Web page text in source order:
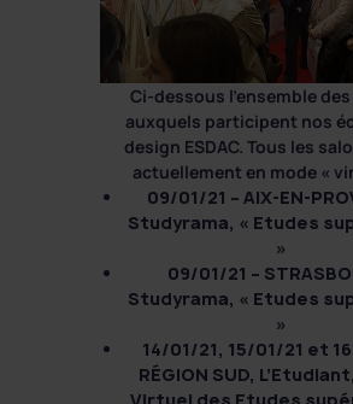
Ci-dessous l’ensemble
auxquels participent nos
design ESDAC. Tous les
actuellement en mode «
09/01/21 – AIX-EN-
Studyrama, « Etudes
»
09/01/21 –
Studyrama, « Etudes
»
14/01/21, 15/01/21 et
RÉGION SUD,